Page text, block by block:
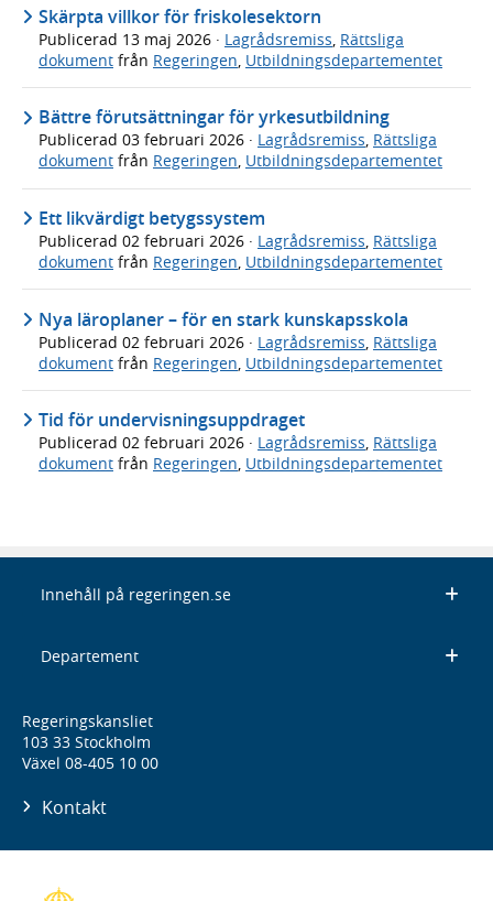
Skärpta villkor för friskolesektorn
Publicerad 13 maj 2026 · Lagrådsremiss Rättsliga
dokument från Regeringen Utbildningsdepartementet
Bättre förutsättningar för yrkesutbildning
Publicerad 03 februari 2026 · Lagrådsremiss, Rättsliga
dokument från Regeringen, Utbildningsdepartementet
Ett likvärdigt betygssystem
Publicerad 02 februari 2026 · Lagrådsremiss, Rättsliga
dokument från Regeringen, Utbildningsdepartementet
Nya läroplaner – för en stark kunskapsskola
Publicerad 02 februari 2026 · Lagrådsremiss Rättsliga
dokument från Regeringen Utbildningsdepartementet
Tid för undervisningsuppdraget
Publicerad 02 februari 2026 · Lagrådsremiss, Rättsliga
dokument från Regeringen, Utbildningsdepartementet
Innehåll på regeringen.se
Departement
Regeringskansliet
103 33 Stockholm
Växel 08-405 10 00
Kontakt